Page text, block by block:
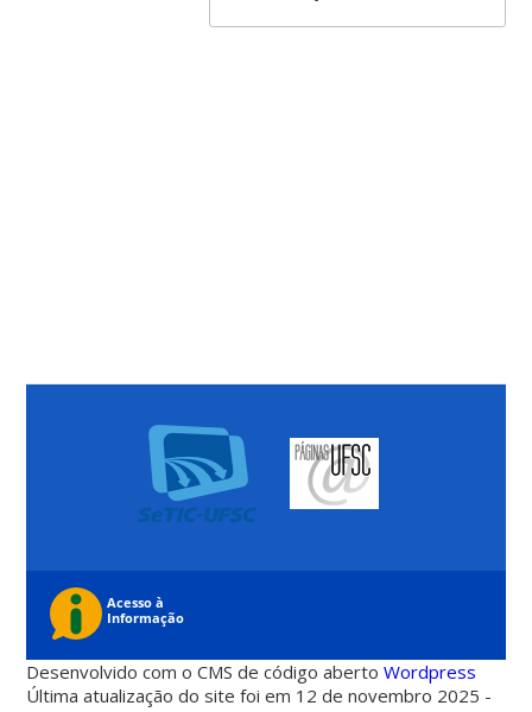
Desenvolvido com o CMS de código abertoWordpress
Última atualização do site foi em 12 de novembro 2025 -